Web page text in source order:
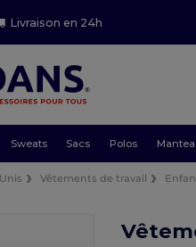
Livraison en 24h
Sweats Sacs Polos
Vêtements de travail